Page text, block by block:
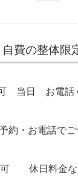
費の整体限
当日 お電話
・お電話でご
可 休日料金な